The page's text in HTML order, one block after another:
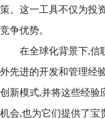
策。这一工具不仅为投
竞争优势。
在全球化背景下,信
外先进的开发和管理经
创新模式,并将这些经验
机会,也为它们提供了宝